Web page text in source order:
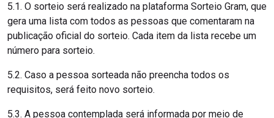
5.1. O sorteio será realizado na plataforma Sorteio Gram, que
gera uma lista com todos as pessoas que comentaram na
publicação oficial do sorteio. Cada item da lista recebe um
número para sorteio.
5.2. Caso a pessoa sorteada não preencha todos os
requisitos, será feito novo sorteio.
5.3. A pessoa contemplada será informada por meio de